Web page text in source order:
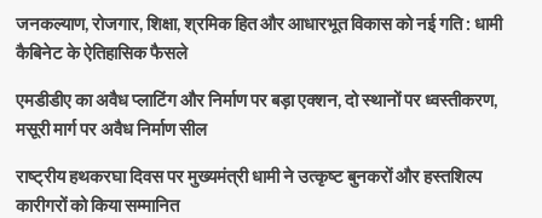
जनकल्याण, रोजगार, शिक्षा, श्रमिक हित और आधारभूत विकास को नई गति : धामी
कैबिनेट के ऐतिहासिक फैसले
एमडीडीए का अवैध प्लाटिंग और निर्माण पर बड़ा एक्शन, दो स्थानों पर ध्वस्तीकरण,
मसूरी मार्ग पर अवैध निर्माण सील
राष्ट्रीय हथकरघा दिवस पर मुख्यमंत्री धामी ने उत्कृष्ट बुनकरों और हस्तशिल्प
कारीगरों को किया सम्मानित